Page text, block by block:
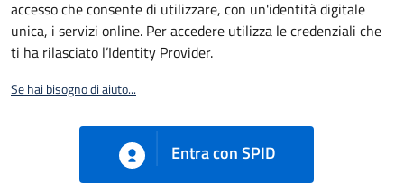
accesso che consente di utilizzare, con un'identità digitale
unica, i servizi online. Per accedere utilizza le credenziali che
ti ha rilasciato l’Identity Provider.
Se hai bisogno di aiuto...
Entra con SPID